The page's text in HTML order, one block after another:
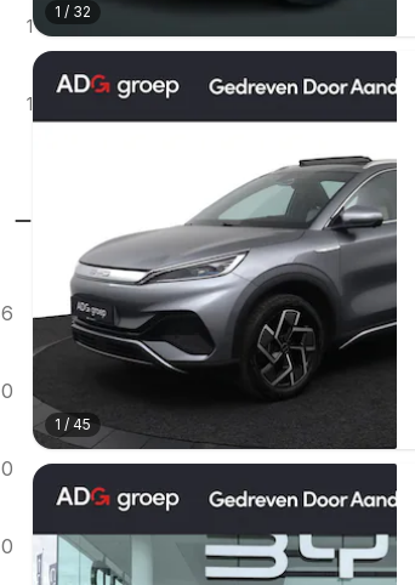
1
1
0
0
0
1 / 32
1 / 45